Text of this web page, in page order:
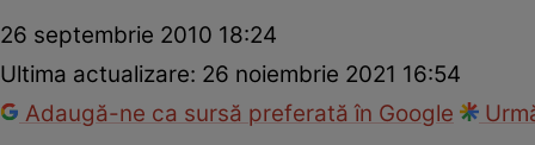
26 septembrie 2010 18:24
Ultima actualizare: 26 noiembrie 2021 16:54
Adaugă-ne ca sursă preferată în Google